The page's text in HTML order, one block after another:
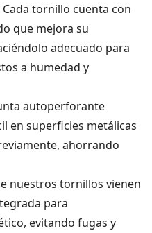
tornillo cuenta con
que mejora su
adecuado para
a humedad y
autoperforante
en superficies metálicas
ahorrando
nuestros tornillos vienen
para
evitando fugas y